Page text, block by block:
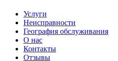
Услуги
Неисправности
География обслуживания
О нас
Контакты
Отзывы